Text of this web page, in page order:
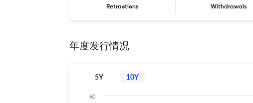
Retractions Withdrawals
年度发行情况
5Y 10Y
60